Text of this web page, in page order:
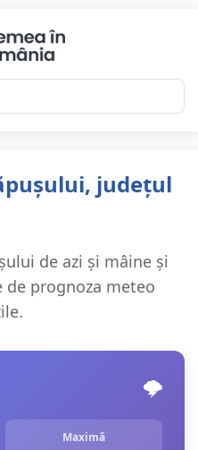
județul
de azi și mâine și
prognoza meteo
🌩️
Maximă